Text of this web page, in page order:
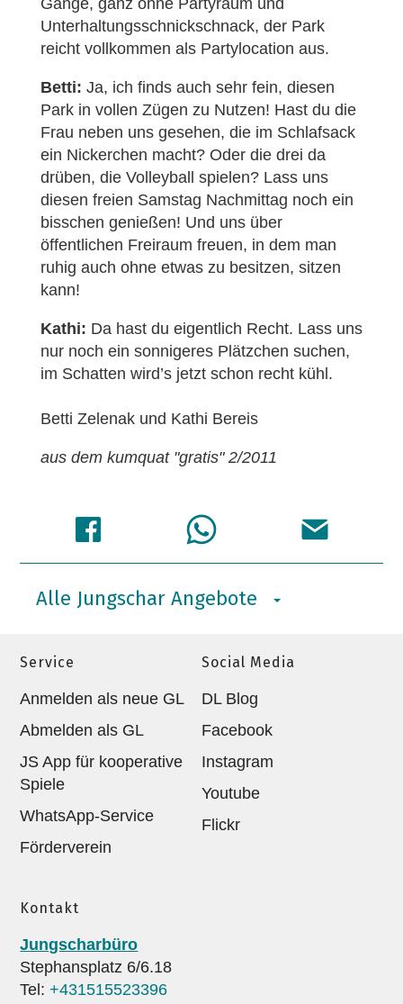
Gange, ganz ohne Partyraum und
Unterhaltungsschnickschnack, der Park
reicht vollkommen als Partylocation aus.
Betti: Ja, ich finds auch sehr fein, diesen
Park in vollen Zügen zu Nutzen! Hast du die
Frau neben uns gesehen, die im Schlafsack
ein Nickerchen macht? Oder die drei da
drüben, die Volleyball spielen? Lass uns
diesen freien Samstag Nachmittag noch ein
bisschen genießen! Und uns über
öffentlichen Freiraum freuen, in dem man
ruhig auch ohne etwas zu besitzen, sitzen
kann!
Kathi: Da hast du eigentlich Recht. Lass uns
nur noch ein sonnigeres Plätzchen suchen,
im Schatten wird’s jetzt schon recht kühl.
Betti Zelenak und Kathi Bereis
aus dem kumquat "gratis" 2/2011
Alle Jungschar Angebote
Service
Anmelden als neue GL
Abmelden als GL
JS App für kooperative
Spiele
WhatsApp-Service
Förderverein
Social Media
DL Blog
Facebook
Instagram
Youtube
Flickr
Kontakt
Jungscharbüro
Stephansplatz 6/6.18
Tel:+431515523396